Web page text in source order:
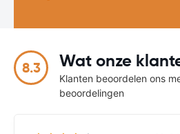
8.3 Wat onze
Klanten beoordelen ons
beoordelingen